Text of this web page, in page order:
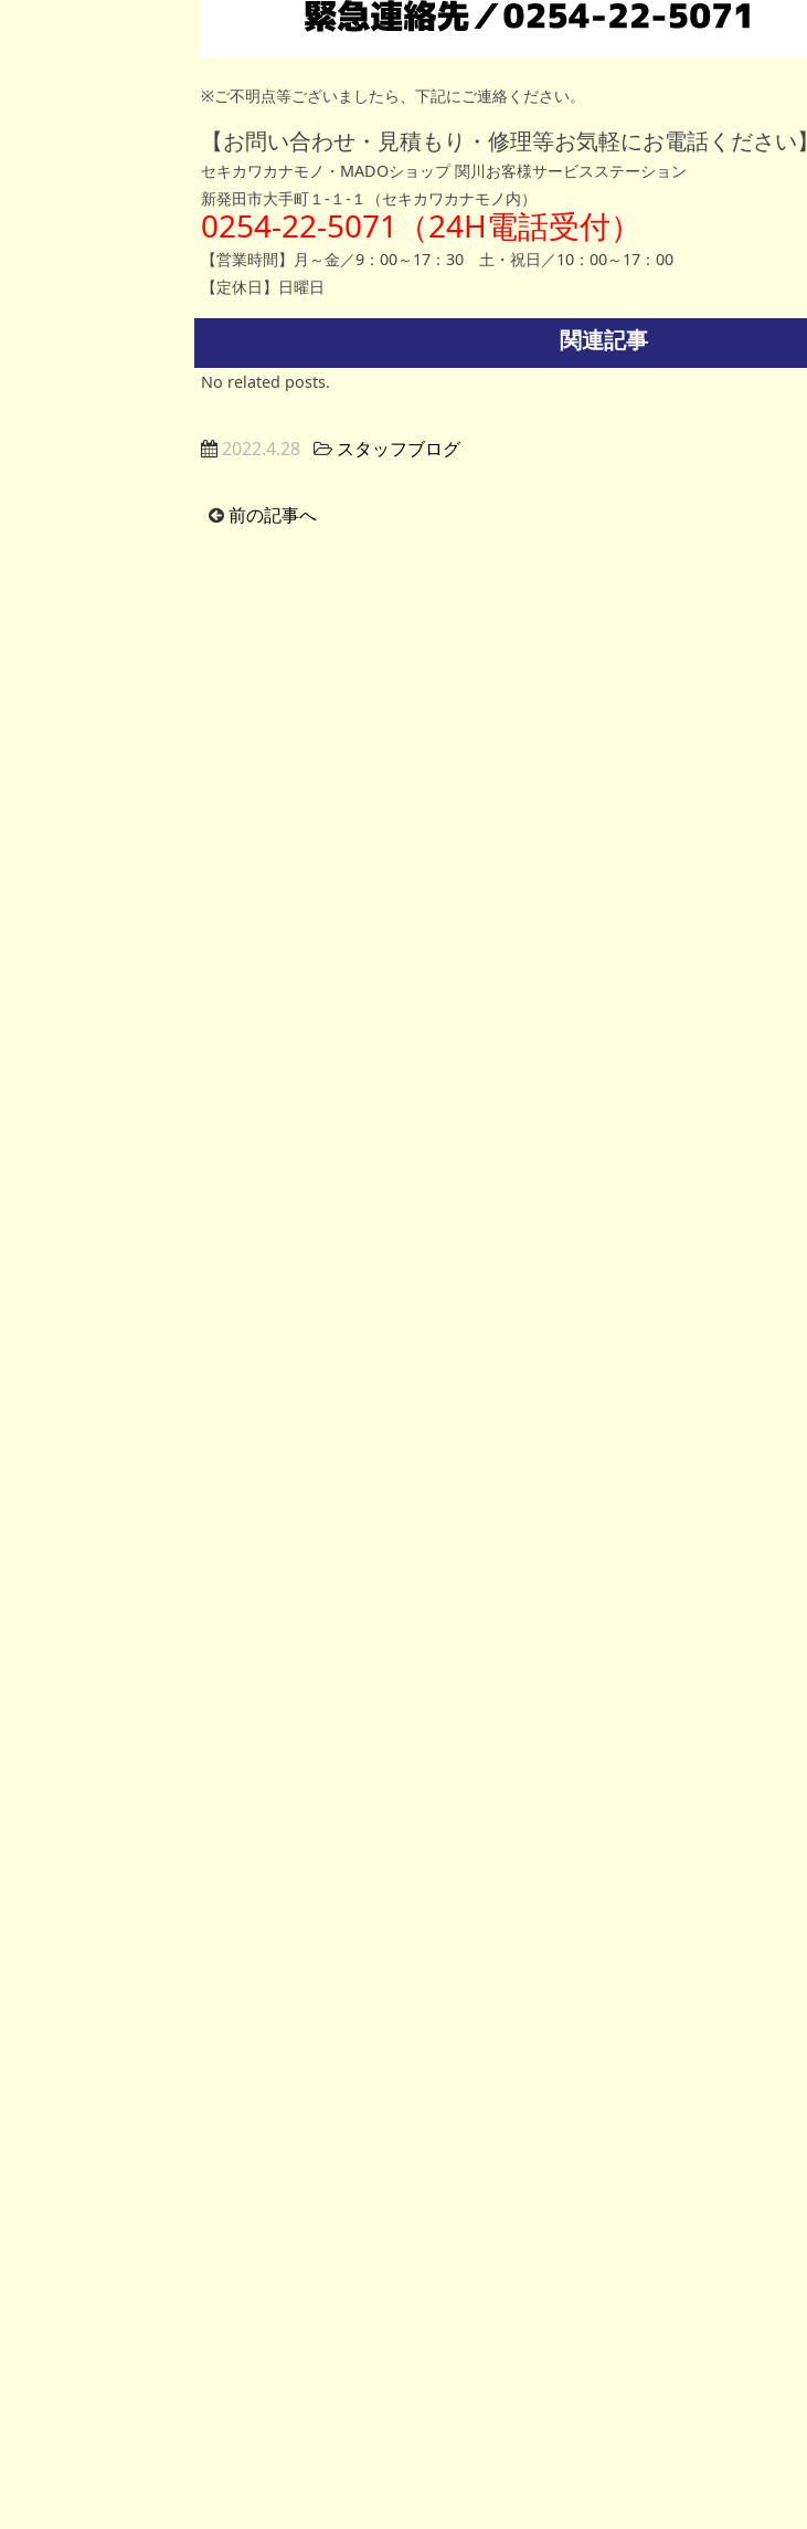
※ご不明点等ございましたら、下記にご連絡ください。
【お問い合わせ・見積もり・修理等お気軽にお電話ください】
セキカワカナモノ・MADOショップ 関川お客様サービスステーション
新発田市大手町１-１-１（セキカワカナモノ内）
0254-22-5071（24H電話受付）
【営業時間】月～金／9：00～17：30 土・祝日／10：00～17：00
【定休日】日曜日
関連記事
No related posts.
2022.4.28 スタッフブログ
前の記事へ